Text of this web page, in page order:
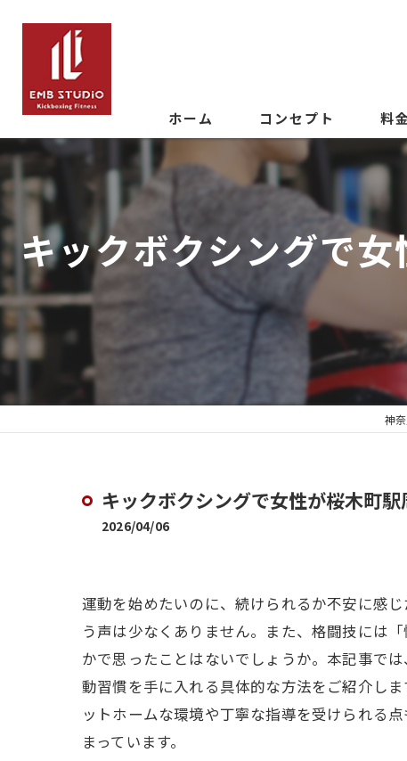
ホーム コンセプト 料
キックボクシングで
神
キックボクシングで女性が桜木町
2026/04/06
運動を始めたいのに、続けられるか不安に感
う声は少なくありません。また、格闘技には
かで思ったことはないでしょうか。本記事で
動習慣を手に入れる具体的な方法をご紹介し
ットホームな環境や丁寧な指導を受けられる
まっています。